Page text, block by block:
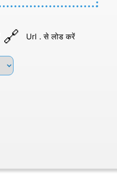
Url . से लोड करें